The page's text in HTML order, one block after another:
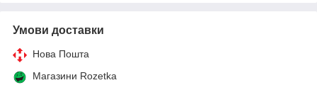
Умови доставки
Нова Пошта
Магазини Rozetka